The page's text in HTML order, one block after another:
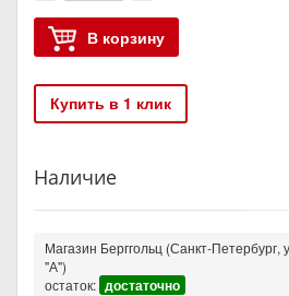
В корзину
Купить в 1 клик
Наличие
Магазин Берггольц (Санкт-Петербург,
"А")
остаток: достаточно